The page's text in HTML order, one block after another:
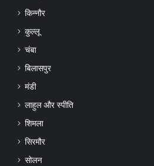
किन्नौर
कुल्लू
चंबा
बिलासपुर
मंडी
लाहुल और स्पीति
शिमला
सिरमौर
सोलन